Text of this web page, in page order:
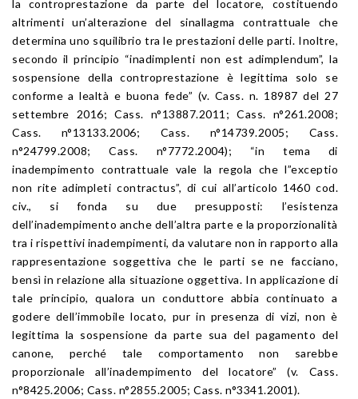
la controprestazione da parte del locatore, costituendo
altrimenti un’alterazione del sinallagma contrattuale che
determina uno squilibrio tra le prestazioni delle parti. Inoltre,
secondo il principio “inadimplenti non est adimplendum”, la
sospensione della controprestazione è legittima solo se
conforme a lealtà e buona fede” (v. Cass. n. 18987 del 27
settembre 2016; Cass. n°13887.2011; Cass. n°261.2008;
Cass. n°13133.2006; Cass. n°14739.2005; Cass.
n°24799.2008; Cass. n°7772.2004); “in tema di
inadempimento contrattuale vale la regola che l”exceptio
non rite adimpleti contractus”, di cui all’articolo 1460 cod.
civ., si fonda su due presupposti: l’esistenza
dell’inadempimento anche dell’altra parte e la proporzionalità
tra i rispettivi inadempimenti, da valutare non in rapporto alla
rappresentazione soggettiva che le parti se ne facciano,
bensì in relazione alla situazione oggettiva. In applicazione di
tale principio, qualora un conduttore abbia continuato a
godere dell’immobile locato, pur in presenza di vizi, non è
legittima la sospensione da parte sua del pagamento del
canone, perché tale comportamento non sarebbe
proporzionale all’inadempimento del locatore” (v. Cass.
n°8425.2006; Cass. n°2855.2005; Cass. n°3341.2001).